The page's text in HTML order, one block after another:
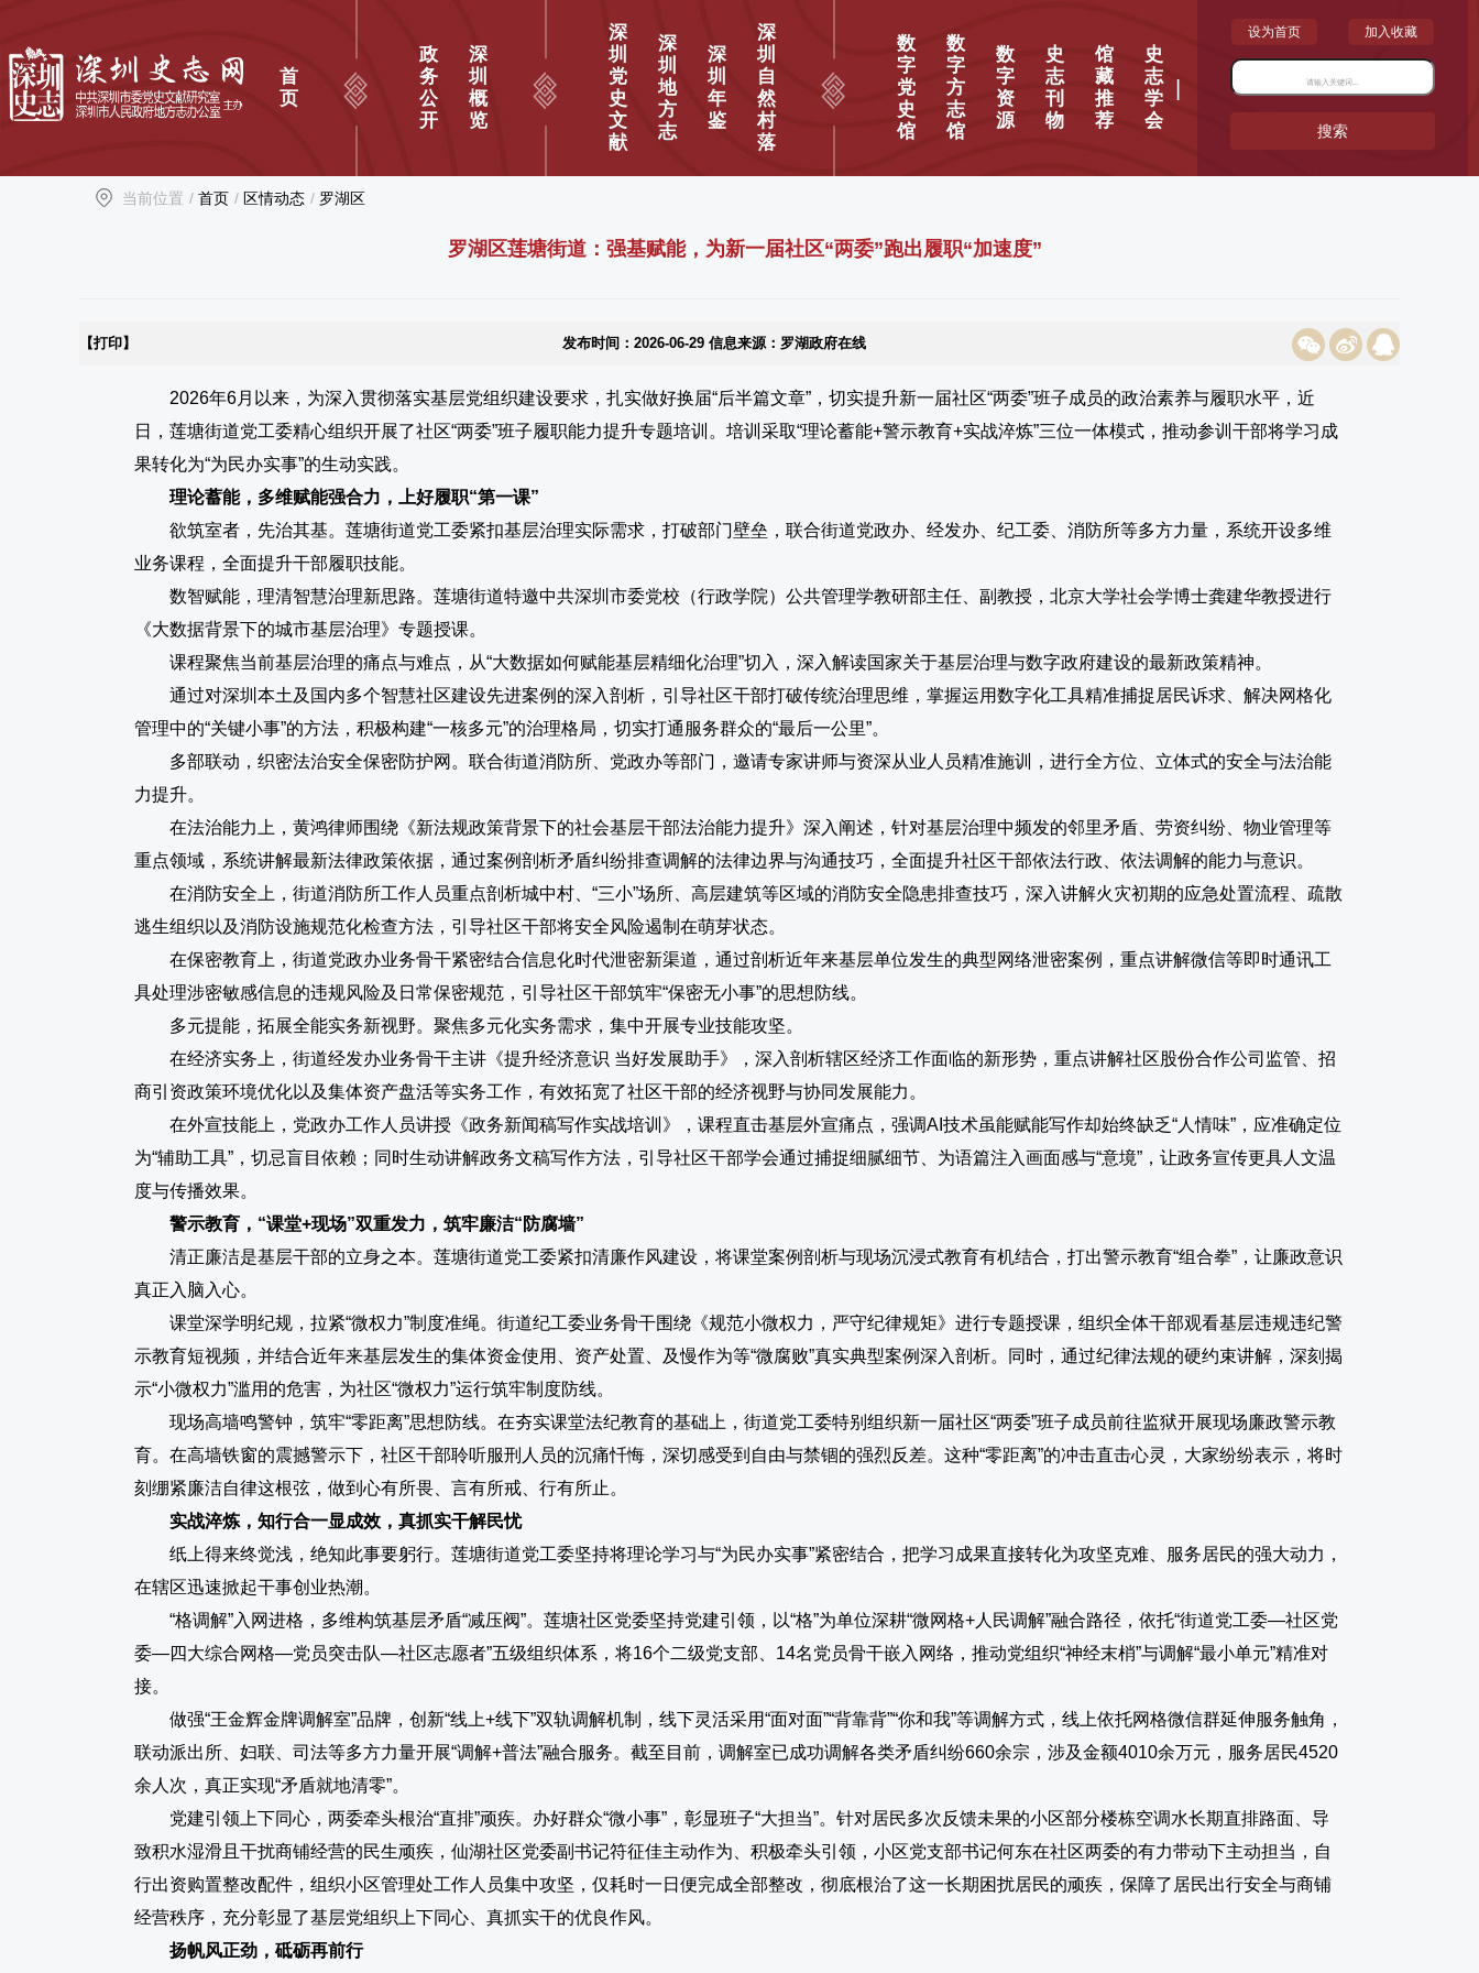
首
页
政
务
公
开
深
圳
概
览
深
圳
党
史
文
献
深
圳
地
方
志
深
圳
年
鉴
深
圳
自
然
村
落
数
字
党
史
馆
数
字
方
志
馆
数
字
资
源
史
志
刊
物
馆
藏
推
荐
史
志
学
会
设为首页 加入收藏
搜索
当前位置 / 首页 / 区情动态 / 罗湖区
罗湖区莲塘街道：强基赋能，为新一届社区“两委”跑出履职“加速度”
【打印】 发布时间：2026-06-29 信息来源：罗湖政府在线
2026年6月以来，为深入贯彻落实基层党组织建设要求，扎实做好换届“后半篇文章”，切实提升新一届社区“两委”班子成员的政治素养与履职水平，近
日，莲塘街道党工委精心组织开展了社区“两委”班子履职能力提升专题培训 。培训采取“理论蓄能+警示教育+实战淬炼”三位一体模式，推动参训干部将学习成
果转化为“为民办实事”的生动实践。
理论蓄能， 多维赋能强合力，上好履职“第一课”
欲筑室者，先治其基。莲塘街道党工委紧扣基层治理实际需求，打破部门壁垒，联合街道党政办、经发办、纪工委、消防所等多方力量，系统开设多维
业务课程，全面提升干部履职技能。
数智赋能，理清智慧治理新思路。 莲塘街道特邀中共深圳市委党校（行政学院）公共管理学教研部主任、副教授，北京大学社会学博士龚建华教授进行
《大数据背景下的城市基层治理》 专题授课。
课程聚焦当前基层治理的痛点与难点，从“大数据如何赋能基层精细化治理”切入，深入解读国家关于基层治理与数字政府建设的最新政策精神。
通过对深圳本土及国内多个智慧社区建设先进案例的深入剖析，引导社区干部打破传统治理思维，掌握运用数字化工具精准捕捉居民诉求、解决网格化
管理中的“关键小事”的方法，积极构建“一核多元”的治理格局，切实打通服务群众的“最后一公里”。
多部联动，织密法治安全保密防护网。 联合街道消防所、党政办等部门，邀请专家讲师与资深从业人员精准施训，进行全方位、立体式的安全与法治能
力提升。
在法治能力上， 黄鸿律师围绕《新法规政策背景下的社会基层干部法治能力提升》深入阐述，针对基层治理中频发的邻里矛盾、劳资纠纷、物业管理等
重点领域，系统讲解最新法律政策依据，通过案例剖析矛盾纠纷排查调解的法律边界与沟通技巧，全面提升社区干部依法行政、依法调解的能力与意识。
在消防安全上， 街道消防所工作人员重点剖析城中村、“三小”场所、高层建筑等区域的消防安全隐患排查技巧，深入讲解火灾初期的应急处置流程、疏散
逃生组织以及消防设施规范化检查方法，引导社区干部将安全风险遏制在萌芽状态。
在保密教育上， 街道党政办业务骨干紧密结合信息化时代泄密新渠道，通过剖析近年来基层单位发生的典型网络泄密案例，重点讲解微信等即时通讯工
具处理涉密敏感信息的违规风险及日常保密规范，引导社区干部筑牢“保密无小事”的思想防线。
多元提能，拓展全能实务新视野。 聚焦多元化实务需求，集中开展专业技能攻坚。
在经济实务上， 街道经发办业务骨干主讲《提升经济意识 当好发展助手》，深入剖析辖区经济工作面临的新形势，重点讲解社区股份合作公司监管、招
商引资政策环境优化以及集体资产盘活等实务工作，有效拓宽了社区干部的经济视野与协同发展能力。
在外宣技能上， 党政办工作人员讲授《政务新闻稿写作实战培训》，课程直击基层外宣痛点，强调AI技术虽能赋能写作却始终缺乏“人情味”，应准确定位
为“辅助工具”，切忌盲目依赖；同时生动讲解政务文稿写作方法，引导社区干部学会通过捕捉细腻细节、为语篇注入画面感与“意境”，让政务宣传更具人文温
度与传播效果。
警示教育， “课堂+现场”双重发力，筑牢廉洁“防腐墙”
清正廉洁是基层干部的立身之本。莲塘街道党工委紧扣清廉作风建设，将课堂案例剖析与现场沉浸式教育有机结合，打出警示教育“组合拳”，让廉政意识
真正入脑入心。
课堂深学明纪规，拉紧“微权力”制度准绳。 街道纪工委业务骨干围绕《规范小微权力，严守纪律规矩》进行专题授课，组织全体干部观看基层违规违纪警
示教育短视频，并结合近年来基层发生的集体资金使用、资产处置、及慢作为等“微腐败”真实典型案例深入剖析。同时，通过纪律法规的硬约束讲解，深刻揭
示“小微权力”滥用的危害，为社区“微权力”运行筑牢制度防线。
现场高墙鸣警钟，筑牢“零距离”思想防线。 在夯实课堂法纪教育的基础上，街道党工委特别组织新一届社区“两委”班子成员前往监狱开展现场廉政警示教
育。在高墙铁窗的震撼警示下，社区干部聆听服刑人员的沉痛忏悔，深切感受到自由与禁锢的强烈反差。这种“零距离”的冲击直击心灵，大家纷纷表示，将时
刻绷紧廉洁自律这根弦，做到心有所畏、言有所戒、行有所止。
实战淬炼，知行合一显成效，真抓实干解民忧
纸上得来终觉浅，绝知此事要躬行。莲塘街道党工委坚持将理论学习与“为民办实事”紧密结合，把学习成果直接转化为攻坚克难、服务居民的强大动力，
在辖区迅速掀起干事创业热潮。
“格调解”入网进格，多维构筑基层矛盾“减压阀”。 莲塘社区党委坚持党建引领，以“格”为单位深耕“微网格+人民调解”融合路径，依托“街道党工委—社区党
委—四大综合网格—党员突击队—社区志愿者”五级组织体系，将16个二级党支部、14名党员骨干嵌入网络，推动党组织“神经末梢”与调解“最小单元”精准对
接。
做强“王金辉金牌调解室”品牌，创新“线上+线下”双轨调解机制，线下灵活采用“面对面”“背靠背”“你和我”等调解方式，线上依托网格微信群延伸服务触角，
联动派出所、妇联、司法等多方力量开展“调解+普法”融合服务。截至目前，调解室已成功调解各类矛盾纠纷660余宗，涉及金额4010余万元，服务居民4520
余人次，真正实现“矛盾就地清零”。
党建引领上下同心，两委牵头根治“直排”顽疾。 办好群众“微小事”，彰显班子“大担当”。针对居民多次反馈未果的小区部分楼栋空调水长期直排路面、导
致积水湿滑且干扰商铺经营的民生顽疾，仙湖社区党委副书记符征佳主动作为、积极牵头引领，小区党支部书记何东在社区两委的有力带动下主动担当，自
行出资购置整改配件，组织小区管理处工作人员集中攻坚，仅耗时一日便完成全部整改，彻底根治了这一长期困扰居民的顽疾，保障了居民出行安全与商铺
经营秩序，充分彰显了基层党组织上下同心、真抓实干的优良作风。
扬帆风正劲，砥砺再前行